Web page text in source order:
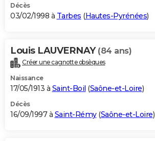
Décès
03/02/1998 à Tarbes (Hautes-Pyrénées)
Louis LAUVERNAY (84 ans)
Créer une cagnotte obsèques
Naissance
17/05/1913 à Saint-Boil (Saône-et-Loire)
Décès
16/09/1997 à Saint-Rémy(Saône-et-Loire)